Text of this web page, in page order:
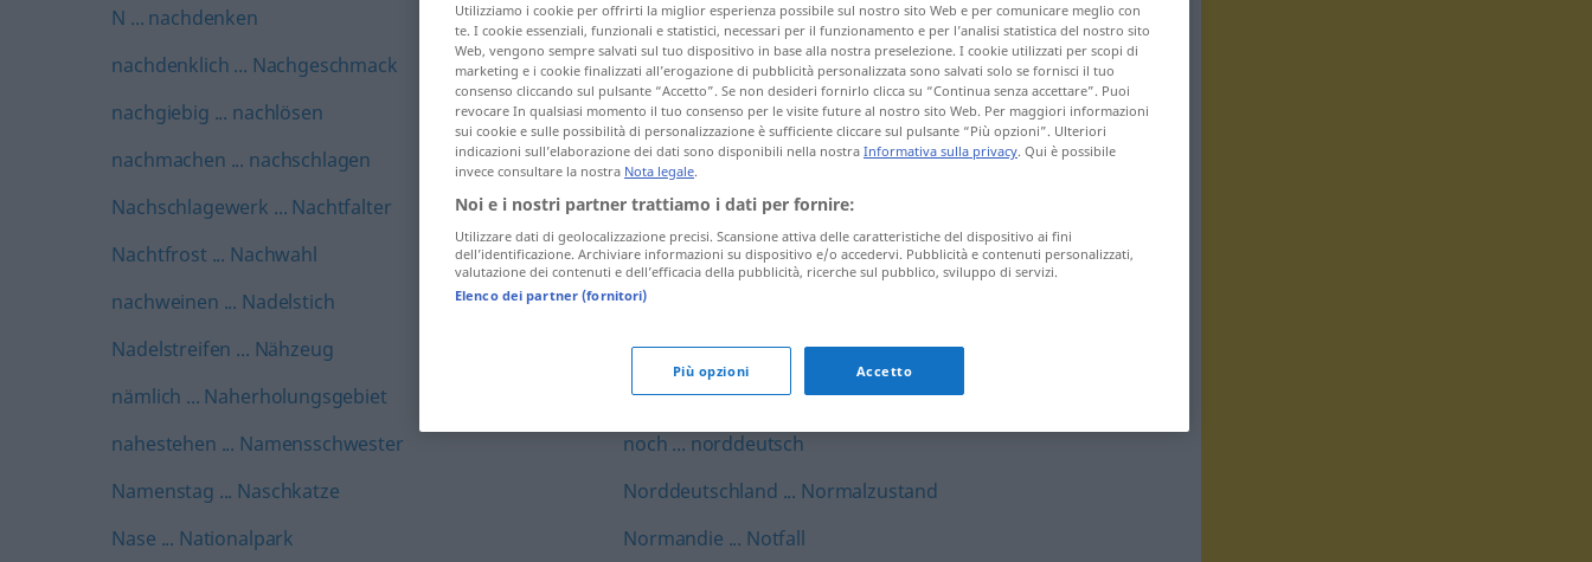
N ... nachdenken
nachdenklich ... Nachgeschmack
nachgiebig ... nachlösen
nachmachen ... nachschlagen
Nachschlagewerk ... Nachtfalter
Nachtfrost ... Nachwahl
nachweinen ... Nadelstich
Nadelstreifen ... Nähzeug
nämlich ... Naherholungsgebiet
nahestehen ... Namensschwester
Namenstag ... Naschkatze
Nase ... Nationalpark
neiden ... nervenaufreibend
Nervenbelastung ... Netzanschluss
netzartig ... Neufundländer
neugeboren ... Neuordnung
Neuralgie ... Nichtbeachtung
Nichtbezahlung ... Nickel-Cadmium-Akku
nicken ... niederschlagsreich
Niederschlesien ... Niete
nieten ... Nobelpreisträger
noch ... norddeutsch
Norddeutschland ... Normalzustand
Normandie ... Notfall
Utilizziamo i cookie per offrirti la miglior esperienza possibile sul nostro sito Web e per comunicare meglio con
te. I cookie essenziali, funzionali e statistici, necessari per il funzionamento e per l’analisi statistica del nostro sito
Web, vengono sempre salvati sul tuo dispositivo in base alla nostra preselezione. I cookie utilizzati per scopi di
marketing e i cookie finalizzati all’erogazione di pubblicità personalizzata sono salvati solo se fornisci il tuo
consenso cliccando sul pulsante “Accetto”. Se non desideri fornirlo clicca su “Continua senza accettare”. Puoi
revocare In qualsiasi momento il tuo consenso per le visite future al nostro sito Web. Per maggiori informazioni
sui cookie e sulle possibilità di personalizzazione è sufficiente cliccare sul pulsante “Più opzioni”. Ulteriori
indicazioni sull’elaborazione dei dati sono disponibili nella nostra Informativa sulla privacy. Qui è possibile
invece consultare la nostra Nota legale.
Noi e i nostri partner trattiamo i dati per fornire:
Utilizzare dati di geolocalizzazione precisi. Scansione attiva delle caratteristiche del dispositivo ai fini
dell’identificazione. Archiviare informazioni su dispositivo e/o accedervi. Pubblicità e contenuti personalizzati,
valutazione dei contenuti e dell’efficacia della pubblicità, ricerche sul pubblico, sviluppo di servizi.
Elenco dei partner (fornitori)
Più opzioni Accetto